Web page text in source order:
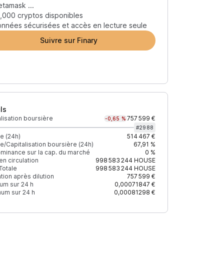
...
cryptos disponibles
sécurisées et accès en lecture seule
Suivre sur Finary
boursière -0,65 % 757 599 €
#2988
(24h)
514 467 €
Capitalisation boursière (24h)
67,91 %
sur la cap. du marché
0 %
circulation
998 583 244HOUSE
998 583 244HOUSE
après dilution
757 599 €
sur 24 h
0,00071847 €
sur 24 h
0,00081298 €
Prix